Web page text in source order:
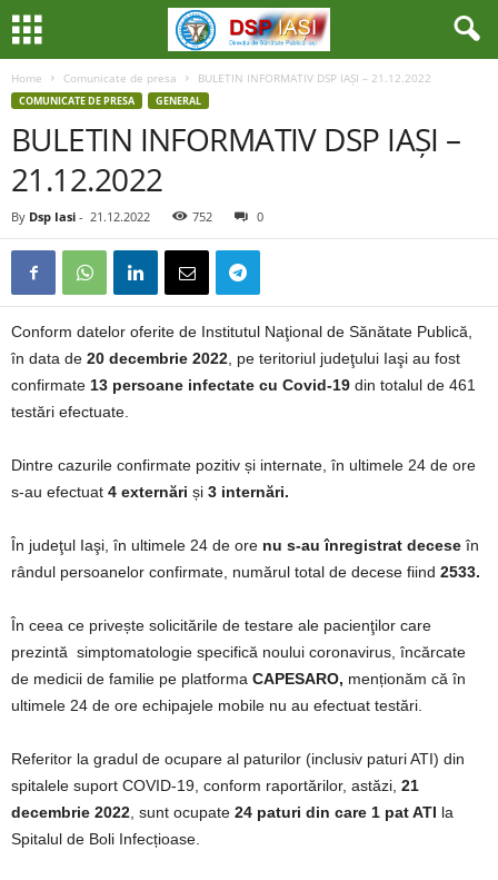
Home Comunicate de presa BULETIN INFORMATIV DSP IAȘI – 21.12.2022
COMUNICATE DE PRESA GENERAL
BULETIN INFORMATIV DSP IAȘI –
21.12.2022
By Dsp Iasi - 21.12.2022 752 0
Conform datelor oferite de Institutul Naţional de Sănătate Publică,
în data de 20 decembrie 2022 , pe teritoriul judeţului Iaşi au fost
confirmate 13 persoane infectate cu Covid-19 din totalul de 461
testări efectuate.
Dintre cazurile confirmate pozitiv și internate, în ultimele 24 de ore
s-au efectuat 4 externări și 3 internări.
În judeţul Iaşi, în ultimele 24 de ore nu s-au înregistrat decese în
rândul persoanelor confirmate, numărul total de decese fiind 2533.
În ceea ce privește solicitările de testare ale pacienţilor care
prezintă simptomatologie specifică noului coronavirus, încărcate
de medicii de familie pe platforma CAPESARO, menționăm că în
ultimele 24 de ore echipajele mobile nu au efectuat testări.
Referitor la gradul de ocupare al paturilor (inclusiv paturi ATI) din
spitalele suport COVID-19, conform raportărilor, astăzi, 21
decembrie 2022 , sunt ocupate 24 paturi din care 1 pat ATI la
Spitalul de Boli Infecțioase.